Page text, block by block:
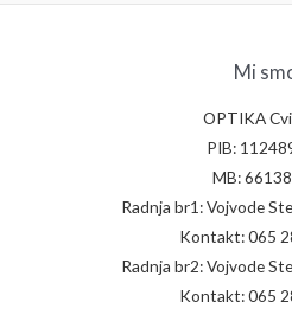
Mi
OPTIKA
PIB:
MB:
Radnja br1: Vojvode
Kontakt: 065
Radnja br2: Vojvode
Kontakt: 065